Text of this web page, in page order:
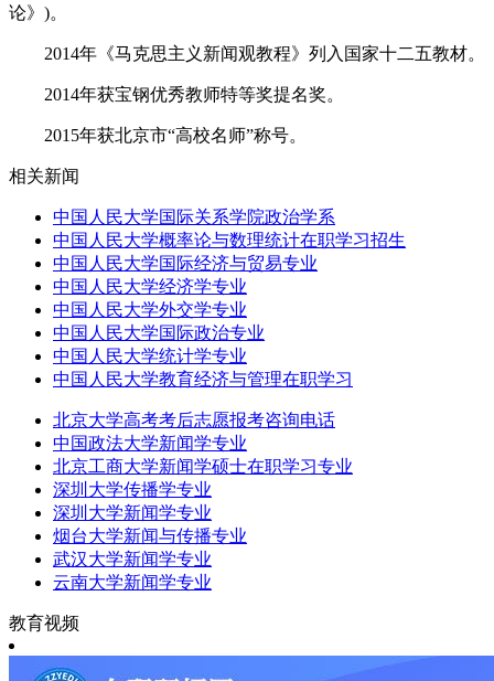
论》)。
2014年《马克思主义新闻观教程》列入国家十二五教材。
2014年获宝钢优秀教师特等奖提名奖。
2015年获北京市“高校名师”称号。
相关新闻
中国人民大学国际关系学院政治学系
中国人民大学概率论与数理统计在职学习招生
中国人民大学国际经济与贸易专业
中国人民大学经济学专业
中国人民大学外交学专业
中国人民大学国际政治专业
中国人民大学统计学专业
中国人民大学教育经济与管理在职学习
北京大学高考考后志愿报考咨询电话
中国政法大学新闻学专业
北京工商大学新闻学硕士在职学习专业
深圳大学传播学专业
深圳大学新闻学专业
烟台大学新闻与传播专业
武汉大学新闻学专业
云南大学新闻学专业
教育视频